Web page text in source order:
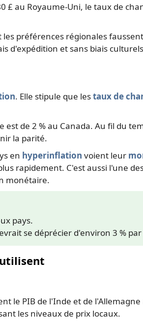
au Royaume-Uni, le taux de
préférences régionales
d'expédition et sans biais
. Elle stipule que lestaux de
de 2 % au Canada. Au fil du
la parité.
en hyperinflation voient leur
rapidement. C'est aussi l'une
monétaire.
pays.
se déprécier d'environ 3 %
le PIB de l'Inde et de
les niveaux de prix locaux.